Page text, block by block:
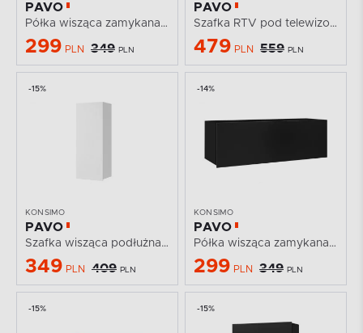
PAVO
Półka wisząca zamykana dąb złoty
299 PLN 349 PLN
PAVO
Szafka RTV pod telewizor 150cm czarny połysk
479 PLN 559 PLN
-15%
KONSIMO
PAVO
Szafka wisząca podłużna biały połysk
349 PLN 409 PLN
-14%
KONSIMO
PAVO
Półka wisząca zamykana czarny połysk
299 PLN 349 PLN
-15% -15%